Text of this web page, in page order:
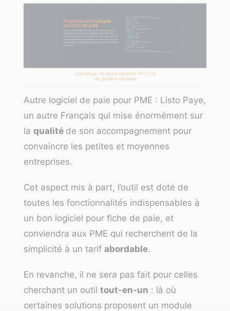
Autre logiciel de paie pour PME : Listo Paye,
un autre Français qui mise énormément sur
la qualité de son accompagnement pour
convaincre les petites et moyennes
entreprises.
Cet aspect mis à part, l’outil est doté de
toutes les fonctionnalités indispensables à
un bon logiciel pour fiche de paie, et
conviendra aux PME qui recherchent de la
simplicité à un tarif abordable.
En revanche, il ne sera pas fait pour celles
cherchant un outil tout-en-un : là où
certaines solutions proposent un module